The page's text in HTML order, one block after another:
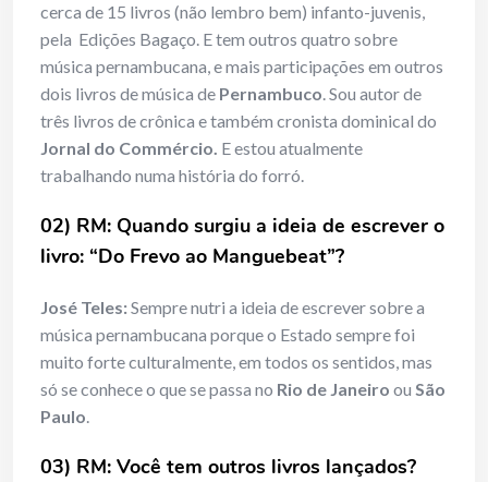
cerca de 15 livros (não lembro bem) infanto-juvenis,
pela Edições Bagaço. E tem outros quatro sobre
música pernambucana, e mais participações em outros
dois livros de música de Pernambuco. Sou autor de
três livros de crônica e também cronista dominical do
Jornal do Commércio. E estou atualmente
trabalhando numa história do forró.
02) RM: Quando surgiu a ideia de escrever o
livro: “Do Frevo ao Manguebeat”?
José Teles:Sempre nutri a ideia de escrever sobre a
música pernambucana porque o Estado sempre foi
muito forte culturalmente, em todos os sentidos, mas
só se conhece o que se passa no Rio de Janeiro ou São
Paulo.
03) RM: Você tem outros livros lançados?